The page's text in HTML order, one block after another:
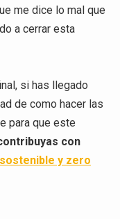
me dice lo mal que
a cerrar esta
si has llegado
de como hacer las
para que este
con
y zero